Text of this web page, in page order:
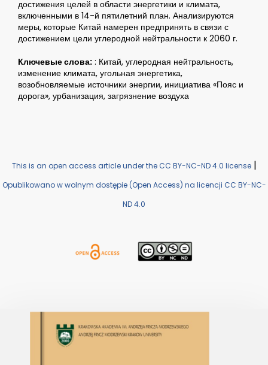
достижения целей в области энергетики и климата,
включенными в 14-й пятилетний план. Анализируются
меры, которые Китай намерен предпринять в связи с
достижением цели углеродной нейтральности к 2060 г.
Ключевые слова: : Китай, углеродная нейтральность,
изменение климата, угольная энергетика,
возобновляемые источники энергии, инициатива «Пояс и
дорога», урбанизация, загрязнение воздуха
This is an open access article under the CC BY-NC-ND 4.0 license|
Opublikowano w wolnym dostępie (Open Access) na licencji CC BY-NC-
ND 4.0